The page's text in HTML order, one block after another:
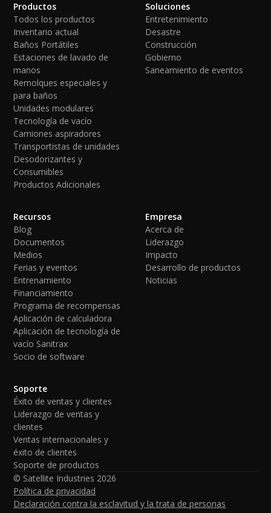
Productos
Todos los productos
Inventario actual
Baños Portátiles
Estaciones de lavado de
manos
Remolques especiales y
para baños
Unidades modulares
Tecnología de vacío
Camiones aspiradores
Transportistas de unidades
Desodorizantes y
Consumibles
Productos Adicionales
Soluciones
Entretenimiento
Desastre
Construcción
Gobierno
Saneamiento de eventos
Recursos
Blog
Documentos
Medios
Ferias y eventos
Entrenamiento
Financiamiento
Programa de recompensas
Aplicación de calculadora
Aplicación de tecnología de
vacío Sanitrax
Socio de software
Empresa
Acerca de
Liderazgo
Impacto
Desarrollo de productos
Noticias
Soporte
Éxito de ventas y clientes
Liderazgo de ventas y
clientes
Ventas internacionales y
éxito de clientes
Soporte de productos
© Satellite Industries 2026
Política de privacidad
Declaración contra la esclavitud y la trata de personas